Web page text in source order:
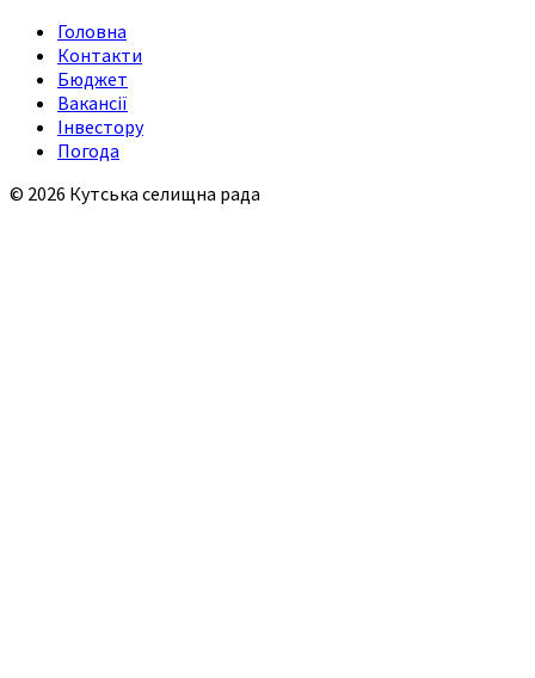
Головна
Контакти
Бюджет
Вакансії
Інвестору
Погода
© 2026 Кутська селищна рада